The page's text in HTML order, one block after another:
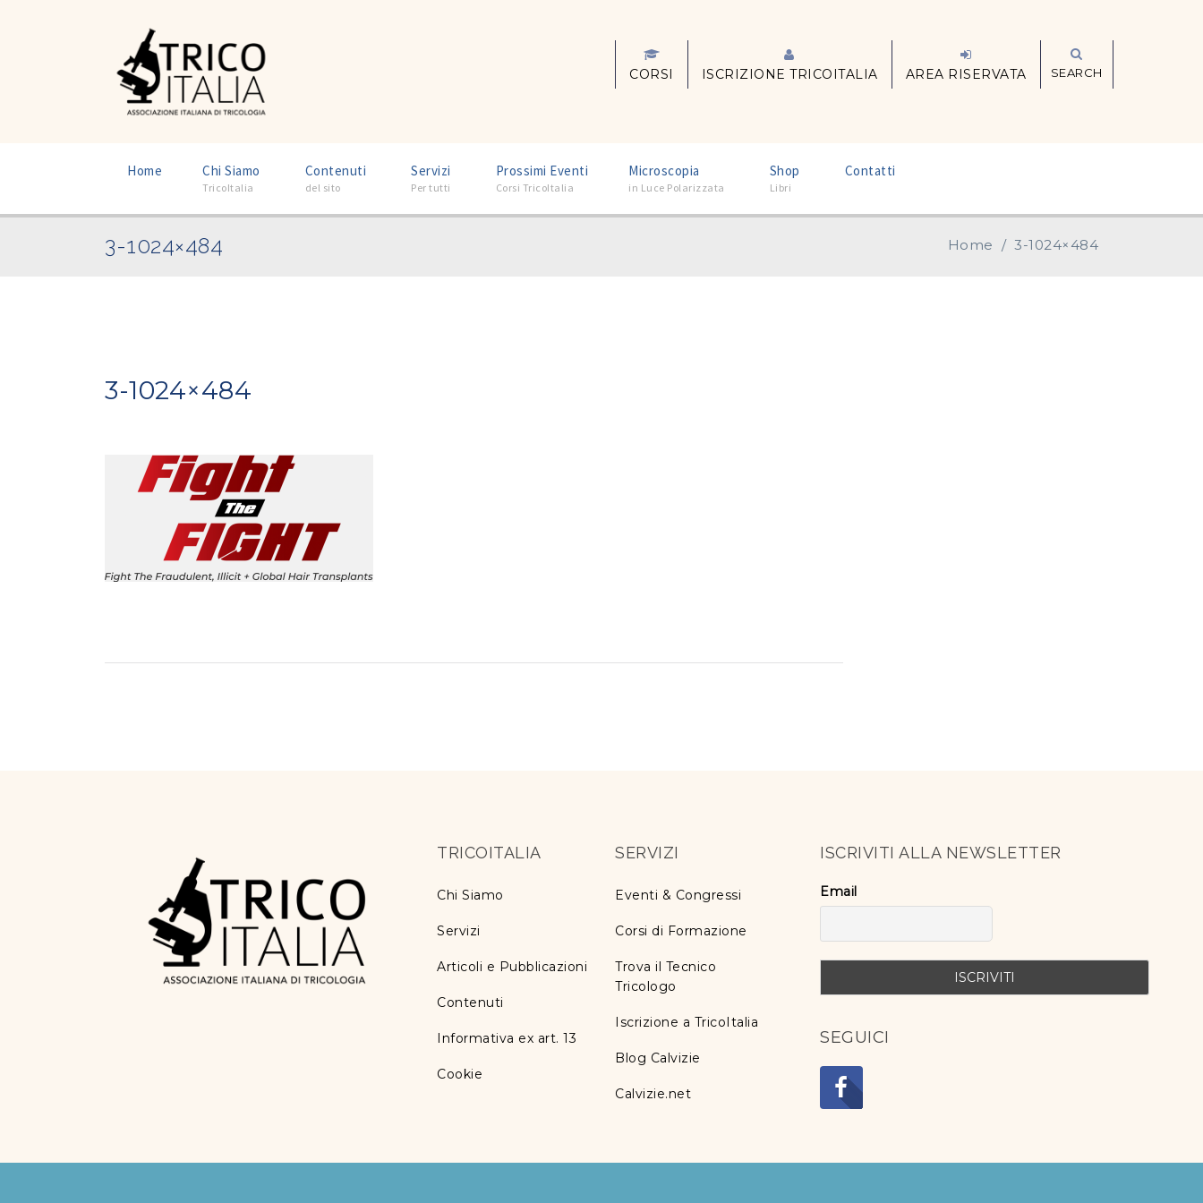
CORSI ISCRIZIONE TRICOITALIA AREA RISERVATA SEARCH
Home Chi Siamo
TricoItalia
Contenuti
del sito
Servizi
Per tutti
Prossimi Eventi
Corsi TricoItalia
Microscopia
in Luce Polarizzata
Shop
Libri
Contatti
3-1024×484 Home / 3-1024×484
3-1024×484
TRICOITALIA
Chi Siamo
Servizi
Articoli e Pubblicazioni
Contenuti
Informativa ex art. 13
Cookie
SERVIZI
Eventi & Congressi
Corsi di Formazione
Trova il Tecnico
Tricologo
Iscrizione a TricoItalia
Blog Calvizie
Calvizie.net
ISCRIVITI ALLA NEWSLETTER
Email
SEGUICI